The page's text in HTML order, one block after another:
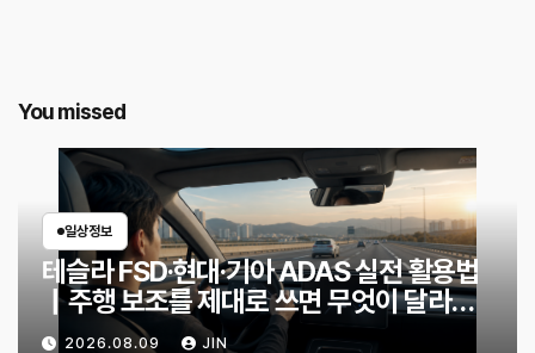
You missed
일상정보
테슬라 FSD·현대·기아 ADAS 실전 활용법
｜주행 보조를 제대로 쓰면 무엇이 달라질
까?2026.08.09 JIN